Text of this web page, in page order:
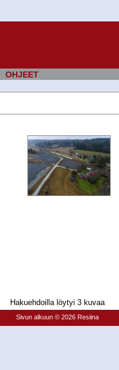
OHJEET
Hakuehdoilla löytyi 3 kuvaa
Sivun alkuun © 2026 Resiina